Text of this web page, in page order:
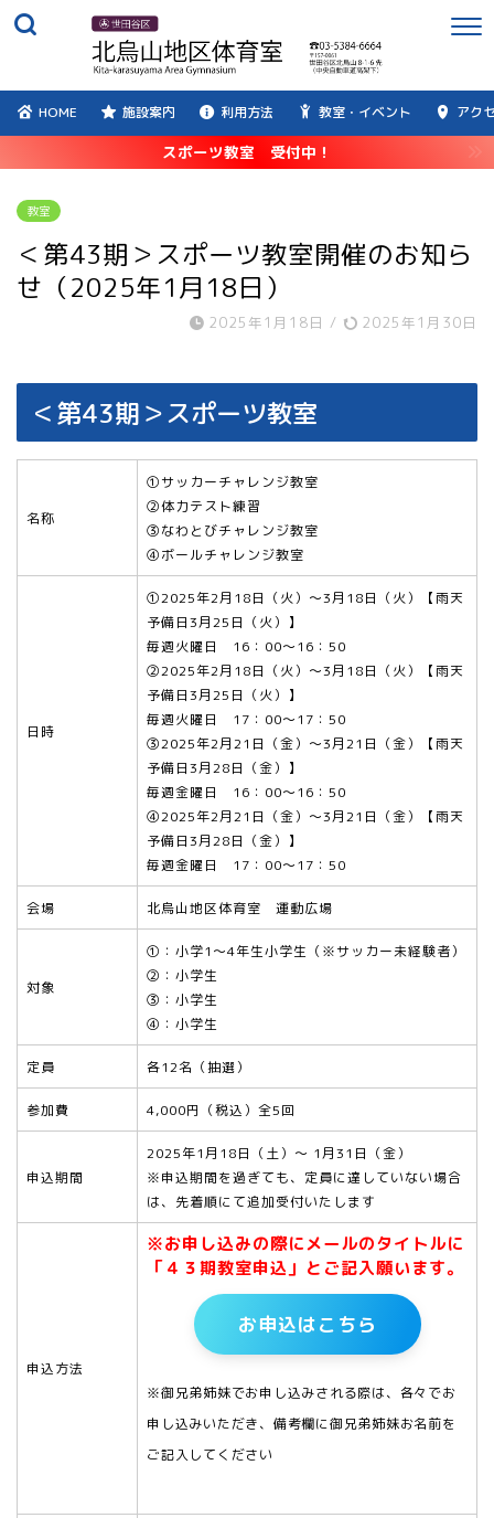
HOME 施設案内 利用方法 教室・イベント アク
スポーツ教室 受付中！
教室
＜第43期＞スポーツ教室開催のお知ら
せ（2025年1月18日）
2025年1月18日 / 2025年1月30日
＜第43期＞スポーツ教室
名称
①サッカーチャレンジ教室
②体力テスト練習
③なわとびチャレンジ教室
④ボールチャレンジ教室
日時
①2025年2月18日（火）～3月18日（火）【雨天
予備日3月25日（火）】
毎週火曜日 16：00～16：50
②2025年2月18日（火）～3月18日（火）【雨天
予備日3月25日（火）】
毎週火曜日 17：00～17：50
③2025年2月21日（金）～3月21日（金）【雨天
予備日3月28日（金）】
毎週金曜日 16：00～16：50
④2025年2月21日（金）～3月21日（金）【雨天
予備日3月28日（金）】
毎週金曜日 17：00～17：50
会場 北烏山地区体育室 運動広場
対象
①：小学1～4年生小学生（※サッカー未経験者）
② ：小学生
③：小学生
④：小学生
定員 各12名（抽選）
参加費 4,000円（税込）全5回
申込期間
2025年1月18日（土）～ 1月31日（金）
※申込期間を過ぎても、定員に達していない場合
は、先着順にて追加受付いたします
申込方法
※お申し込みの際にメールのタイトルに
「４３期教室申込」とご記入願います。
お申込はこちら
※御兄弟姉妹でお申し込みされる際は、各々でお
申し込みいただき、備考欄に御兄弟姉妹お名前を
ご記入してください